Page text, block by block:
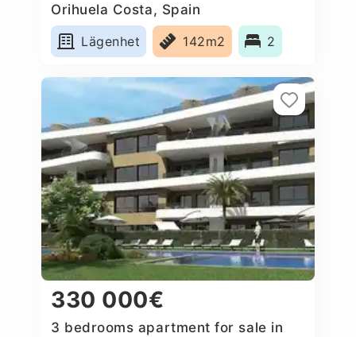
Orihuela Costa, Spain
Lägenhet
142m2 2
330 000€
3 bedrooms apartment for sale in